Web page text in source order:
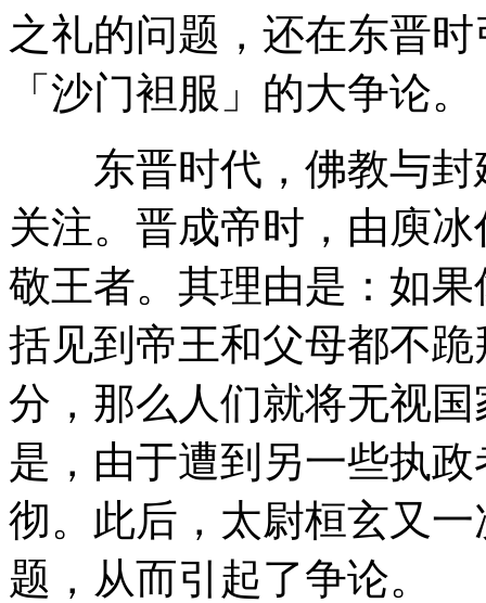
之礼的问题，还在东晋
「沙门袒服」的大争论。
东晋时代，佛教与封
关注。晋成帝时，由庾
敬王者。其理由是：如
括见到帝王和父母都不
分，那么人们就将无视
是，由于遭到另一些执
彻。此后，太尉桓玄又
题，从而引起了争论。